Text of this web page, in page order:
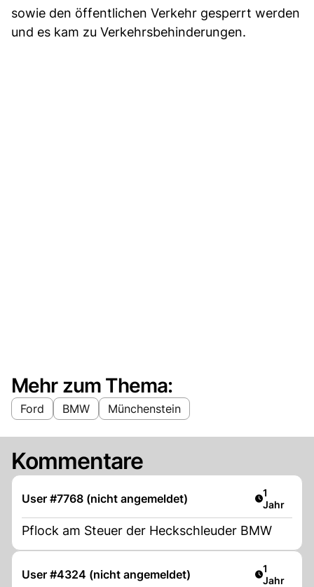
sowie den öffentlichen Verkehr gesperrt werden
und es kam zu Verkehrsbehinderungen.
Mehr zum Thema:
Ford BMW Münchenstein
Kommentare
User #7768 (nicht angemeldet) Artikel
1
Jahr
Pflock am Steuer der Heckschleuder BMW
User #4324 (nicht angemeldet) Artikel
1
Jahr